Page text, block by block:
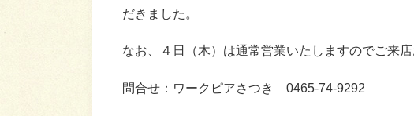
だきました。
なお、４日（木）は通常営業いたしますのでご来店
問合せ：ワークピアさつき 0465-74-9292